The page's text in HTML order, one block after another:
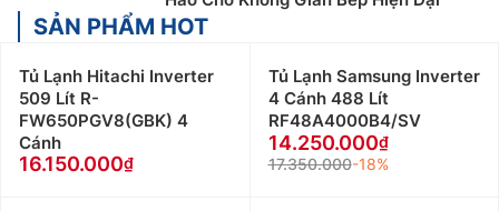
SẢN PHẨM HOT
Tủ Lạnh Hitachi Inverter
509 Lít R-
FW650PGV8(GBK) 4
Cánh
16.150.000
Tủ Lạnh Samsung Inverter
4 Cánh 488 Lít
RF48A4000B4/SV
14.250.000
17.350.000-18%